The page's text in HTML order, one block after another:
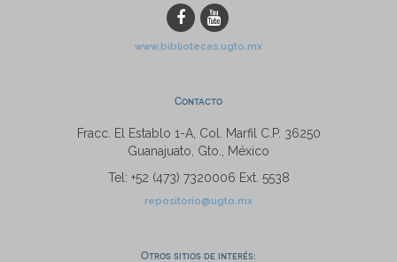
www.bibliotecas.ugto.mx
Contacto
Fracc. El Establo 1-A, Col. Marfil C.P. 36250
Guanajuato, Gto., México
Tel: +52 (473) 7320006 Ext. 5538
repositorio@ugto.mx
Otros sitios de interés: